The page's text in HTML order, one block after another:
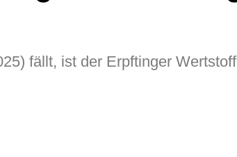
fällt, ist der Erpftinger Wertstoff